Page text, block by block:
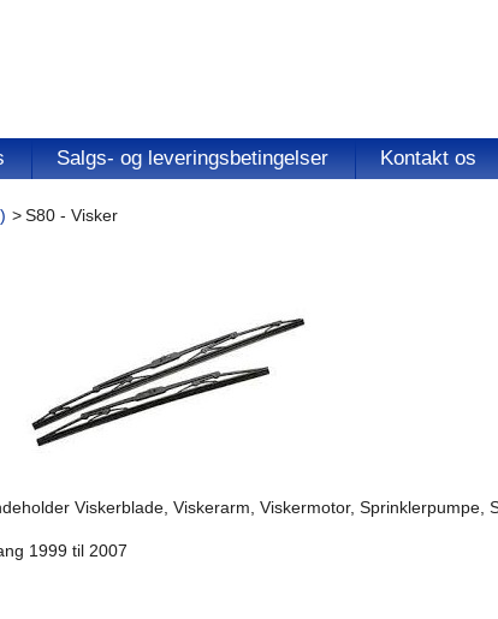
Salgs- og leveringsbetingelser Kontakt os
>S80 - Visker
Viskerblade, Viskerarm, Viskermotor, Sprinklerpumpe,
1999 til 2007